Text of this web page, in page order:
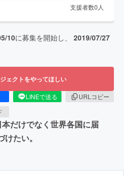
支援者数0 人
10に募集を開始し、 2019/07/27
ェクトをやってほしい
LINEで送る
URLコピー
だけでなく世界各国に届
たい。